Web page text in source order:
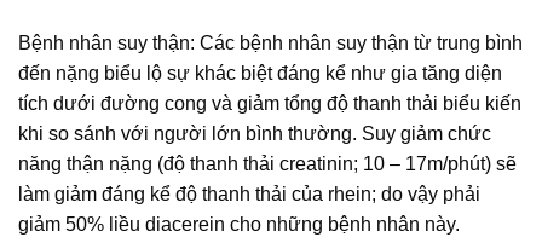
Bệnh nhân suy thận: Các bệnh nhân suy thận từ trung bình
đến nặng biểu lộ sự khác biệt đáng kể như gia tăng diện
tích dưới đường cong và giảm tổng độ thanh thải biểu kiến
khi so sánh với người lớn bình thường. Suy giảm chức
năng thận nặng (độ thanh thải creatinin; 10 – 17m/phút) sẽ
làm giảm đáng kể độ thanh thải của rhein; do vậy phải
giảm 50% liều diacerein cho những bệnh nhân này.